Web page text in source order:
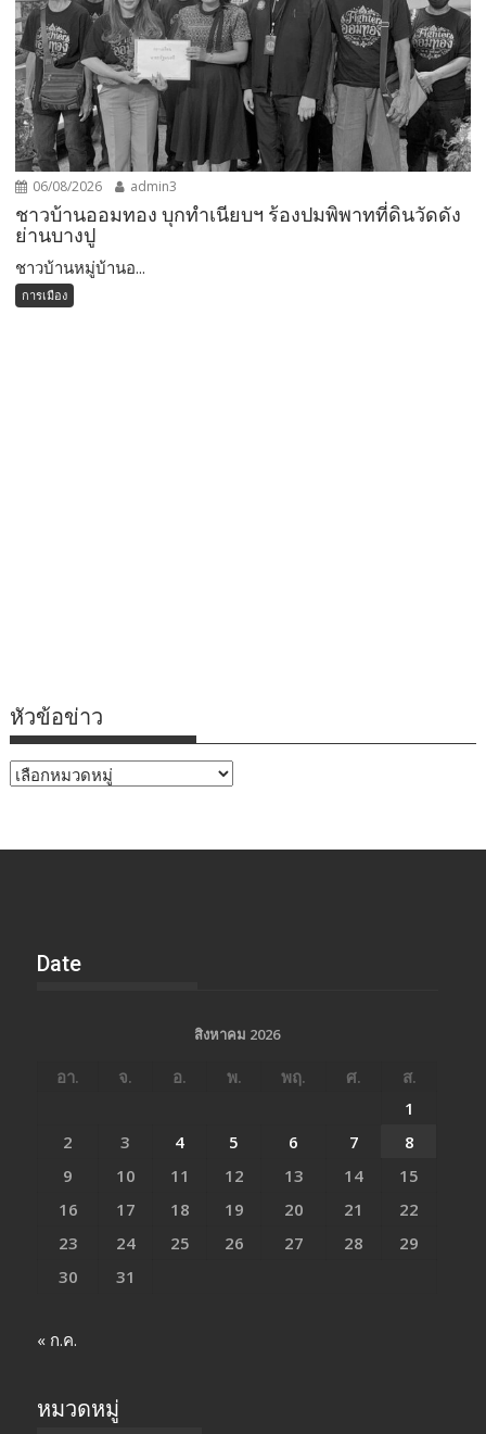
06/08/2026 admin3
ชาวบ้านออมทอง บุกทำเนียบฯ ร้องปมพิพาทที่ดินวัดดัง
ย่านบางปู
ชาวบ้านหมู่บ้านอ...
การเมือง
หัวข้อข่าว
หัวข้อ
Date
สิงหาคม 2026
อา. จ. อ. พ. พฤ. ศ.
ส.
1
2
3 4 5 6 7
8
9
10 11 12 13 14
15
16
17 18 19 20 21
22
23
24 25 26 27 28
29
30
31
« ก.ค.
หมวดหมู่